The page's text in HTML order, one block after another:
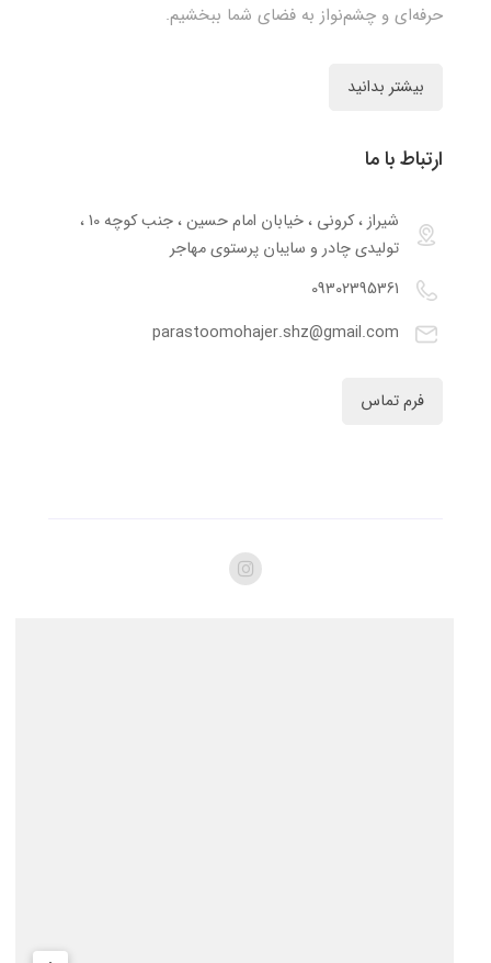
حرفه‌ای و چشم‌نواز به فضای شما ببخشیم.
بیشتر بدانید
ارتباط با ما
شیراز ، کرونی ، خیابان امام حسین ، جنب کوچه 10 ،
تولیدی چادر و سایبان پرستوی مهاجر
09302395361
parastoomohajer.shz@gmail.com
فرم تماس